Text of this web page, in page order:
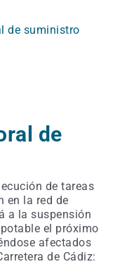
de suministro
de
de tareas
en la red de
a la suspensión
el próximo
afectados
de Cádiz: